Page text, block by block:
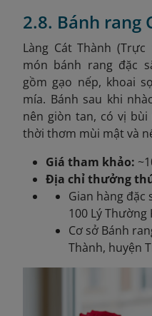
2.8. Bánh rang
Làng Cát Thành
món bánh rang đặc
gồm gạo nếp, khoai
mía. Bánh sau khi
nên giòn tan, có vị
thời thơm mùi mật và
Giá tham khảo:
Địa chỉ thưởng
Gian hàng đặc
100 Lý
Cơ sở Bánh
Thành, huyện